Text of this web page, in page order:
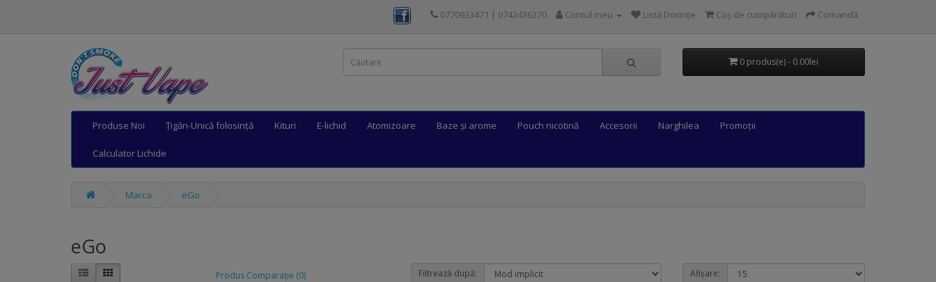
0770933471 | 0742436270 Contul meu Listă Dorințe Coș de cumpărături Comandă
0 produs(e) - 0.00lei
Produse Noi Țigări-Unică folosință Kituri E-lichid Atomizoare Baze și arome Pouch nicotină Accesorii Narghilea Promoții
Calculator Lichide
Marca eGo
eGo
Produs Comparaţie (0) Filtrează după: Afișare: